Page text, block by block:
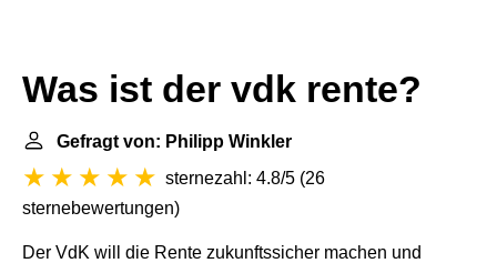
Was ist der vdk rente?
Gefragt von: Philipp Winkler
sternezahl: 4.8/5 (26
sternebewertungen)
Der VdK will die Rente zukunftssicher machen und